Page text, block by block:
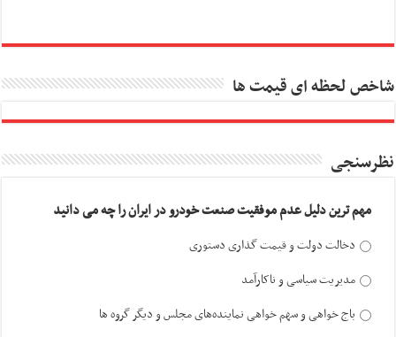
شاخص لحظه ای قیمت ها
نظرسنجی
مهم ترین دلیل عدم موفقیت صنعت خودرو در ایران را چه می دانید
دخالت دولت و قیمت گذاری دستوری
مدیریت سیاسی و ناکارآمد
باج خواهی و سهم خواهی نماینده‌های مجلس و دیگر گروه ها